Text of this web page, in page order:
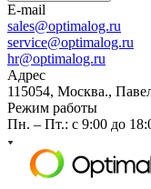
E-mail
sales@optimalog.ru
service@optimalog.ru
hr@optimalog.ru
Адрес
115054, Москва.,
Режим работы
Пн. – Пт.: с 9:00 до